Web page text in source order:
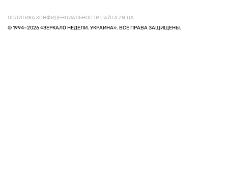
ПОЛИТИКА КОНФИДЕНЦИАЛЬНОСТИ САЙТА ZN.UA
© 1994–2026 «ЗЕРКАЛО НЕДЕЛИ. УКРАИНА». ВСЕ ПРАВА ЗАЩИЩЕНЫ.